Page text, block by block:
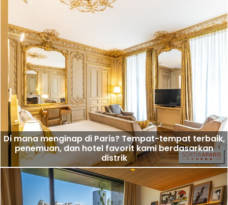
Di mana menginap di Paris? Tempat-tempat terbaik,
penemuan, dan hotel favorit kami berdasarkan
distrik